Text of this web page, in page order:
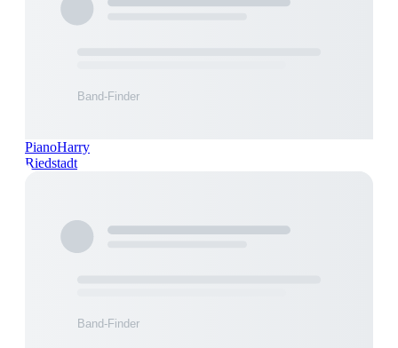
PianoHarry
Riedstadt